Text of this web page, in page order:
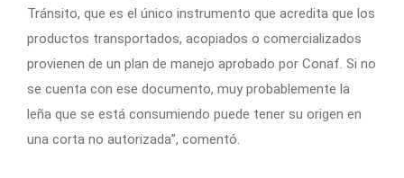
Tránsito, que es el único instrumento que acredita que los
productos transportados, acopiados o comercializados
provienen de un plan de manejo aprobado por Conaf. Si no
se cuenta con ese documento, muy probablemente la
leña que se está consumiendo puede tener su origen en
una corta no autorizada”, comentó.